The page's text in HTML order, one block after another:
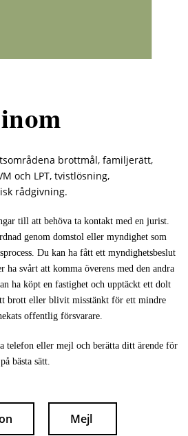
brottmål, familjerätt,
och LPT, tvistlösning,
rådgivning.
till att behöva ta kontakt med en jurist.
genom domstol eller myndighet som
Du kan ha fått ett myndighetsbeslut
ha svårt att komma överens med den andra
ha köpt en fastighet och upptäckt ett dolt
brott eller blivit misstänkt för ett mindre
offentlig försvarare.
telefon eller mejl och berätta ditt ärende för
bästa sätt.
Mejl